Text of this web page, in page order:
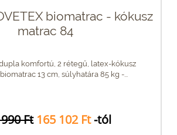
biomatrac - kókusz
matrac 84
komfortú, 2 rétegű, latex-kókusz
13 cm, súlyhatára 85 kg -...
Ft 165 102 Ft-tól